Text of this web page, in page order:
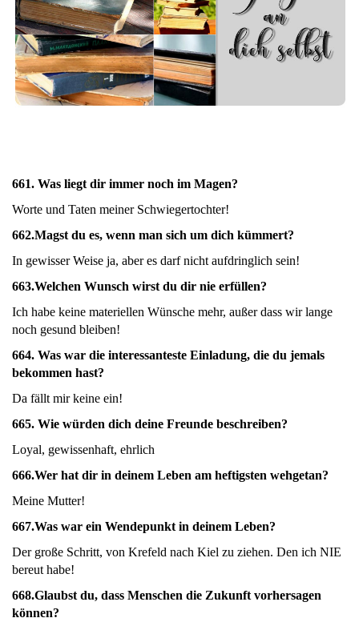
661. Was liegt dir immer noch im Magen?
Worte und Taten meiner Schwiegertochter!
662.Magst du es, wenn man sich um dich kümmert?
In gewisser Weise ja, aber es darf nicht aufdringlich sein!
663.Welchen Wunsch wirst du dir nie erfüllen?
Ich habe keine materiellen Wünsche mehr, außer dass wir lange
noch gesund bleiben!
664. Was war die interessanteste Einladung, die du jemals
bekommen hast?
Da fällt mir keine ein!
665. Wie würden dich deine Freunde beschreiben?
Loyal, gewissenhaft, ehrlich
666.Wer hat dir in deinem Leben am heftigsten wehgetan?
Meine Mutter!
667.Was war ein Wendepunkt in deinem Leben?
Der große Schritt, von Krefeld nach Kiel zu ziehen. Den ich NIE
bereut habe!
668.Glaubst du, dass Menschen die Zukunft vorhersagen
können?